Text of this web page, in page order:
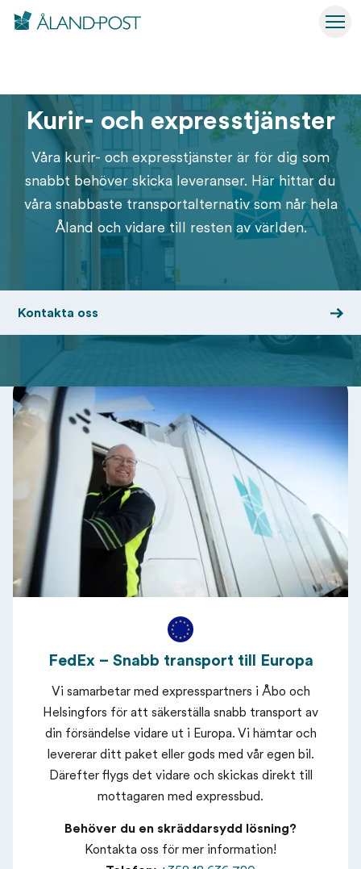
Hoppa
Åland Post
Kurir- och expresstjänster
Våra kurir- och expresstjänster är för dig som
snabbt behöver skicka leveranser. Här hittar du
våra snabbaste transportalternativ som når hela
Åland och vidare till resten av världen.
Kontakta oss
FedEx – Snabb transport till Europa
Vi samarbetar med expresspartners i Åbo och
Helsingfors för att säkerställa snabb transport av
din försändelse vidare ut i Europa. Vi hämtar och
levererar ditt paket eller gods med vår egen bil.
Därefter flygs det vidare och skickas direkt till
mottagaren med expressbud.
Behöver du en skräddarsydd lösning?
Kontakta oss för mer information!